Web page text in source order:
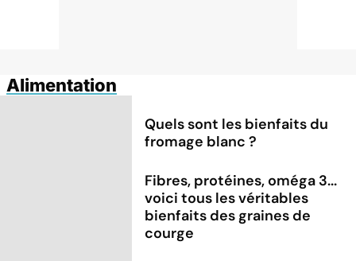
Alimentation
Quels sont les bienfaits du
fromage blanc ?
Fibres, protéines, oméga 3...
voici tous les véritables
bienfaits des graines de
courge